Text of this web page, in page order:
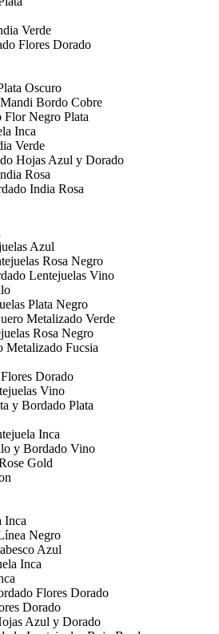
Verde
Flores Dorado
Oscuro
Bordo Cobre
Negro Plata
Inca
Verde
Hojas Azul y Dorado
Rosa
India Rosa
Azul
Rosa Negro
Lentejuelas Vino
Plata Negro
Metalizado Verde
Rosa Negro
Metalizado Fucsia
Dorado
Vino
y Bordado Plata
Inca
y Bordado Vino
Gold
Inca
Negro
Azul
Inca
Flores Dorado
Dorado
Azul y Dorado